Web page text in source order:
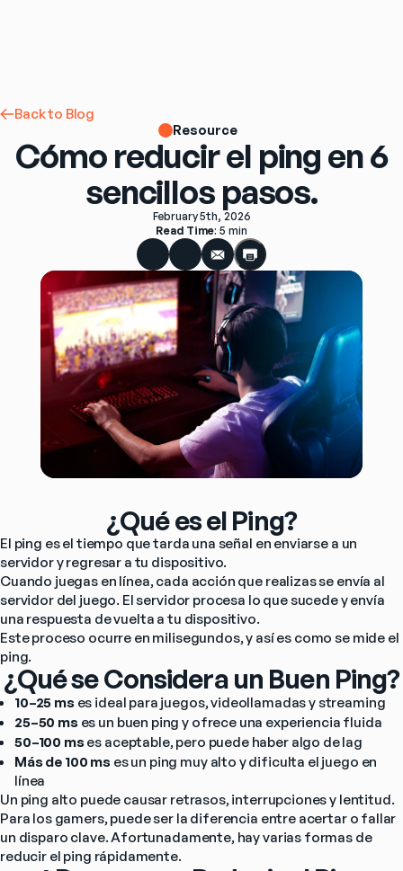
Back to Blog
Resource
Cómo reducir el ping en 6
sencillos pasos.
February 5th, 2026
Read Time: 5 min
¿Qué es el Ping?
El ping es el tiempo que tarda una señal en enviarse a un
servidor y regresar a tu dispositivo.
Cuando juegas en línea, cada acción que realizas se envía al
servidor del juego. El servidor procesa lo que sucede y envía
una respuesta de vuelta a tu dispositivo.
Este proceso ocurre en milisegundos, y así es como se mide el
ping.
¿Qué se Considera un Buen Ping?
10–25 ms es ideal para juegos, videollamadas y streaming
25–50 ms es un buen ping y ofrece una experiencia fluida
50–100 ms es aceptable, pero puede haber algo de lag
Más de 100 ms es un ping muy alto y dificulta el juego en
línea
Un ping alto puede causar retrasos, interrupciones y lentitud.
Para los gamers, puede ser la diferencia entre acertar o fallar
un disparo clave. Afortunadamente, hay varias formas de
reducir el ping rápidamente.